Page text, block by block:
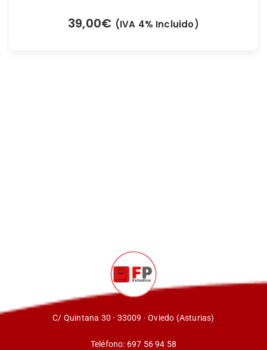
39,00€ (IVA 4% Incluido)
C/ Quintana 30 · 33009 · Oviedo (Asturias)
Teléfono: 697 56 94 58